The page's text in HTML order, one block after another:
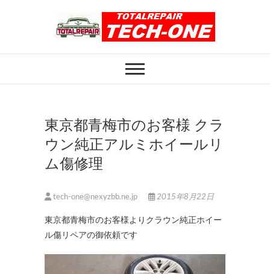
ホイール修理のト
ータルリペアテッ
クワン
東京都青梅市のお客様 クラ
ウン純正アルミホイールリ
ム傷修理
tech-one@nexyzbb.ne.jp 2015年8月22日
東京都青梅市のお客様よりクラウン純正ホイー
ル傷リペアの御依頼です